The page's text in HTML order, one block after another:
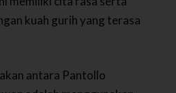
kuah gurih yang terasa
antara Pantollo